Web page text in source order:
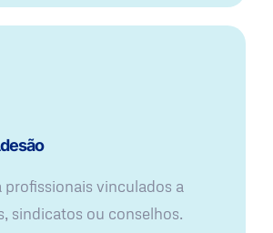
profissionais vinculados a
sindicatos ou conselhos.